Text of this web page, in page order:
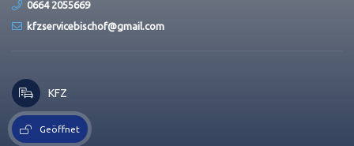
0664 2055669
kfzservicebischof@​gmail.com
KFZ
Geöffnet